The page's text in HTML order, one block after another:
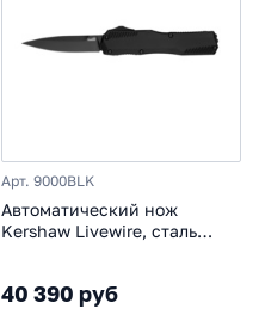
Арт. 9000BLK
Автоматический нож
Kershaw Livewire, сталь
40 390 руб